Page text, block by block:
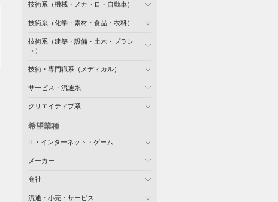
技術系（機械・メカトロ・自動車）
技術系（化学・素材・食品・衣料）
技術系（建築・設備・土木・プラン
ト）
技術・専門職系（メディカル）
サービス・流通系
クリエイティブ系
希望業種
IT・インターネット・ゲーム
メーカー
商社
流通・小売・サービス